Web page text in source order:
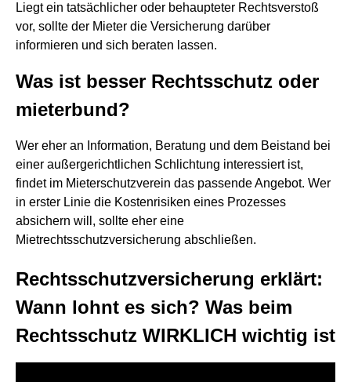
Liegt ein tatsächlicher oder behaupteter Rechtsverstoß
vor, sollte der Mieter die Versicherung darüber
informieren und sich beraten lassen.
Was ist besser Rechtsschutz oder
mieterbund?
Wer eher an Information, Beratung und dem Beistand bei
einer außergerichtlichen Schlichtung interessiert ist,
findet im Mieterschutzverein das passende Angebot. Wer
in erster Linie die Kostenrisiken eines Prozesses
absichern will, sollte eher eine
Mietrechtsschutzversicherung abschließen.
Rechtsschutzversicherung erklärt:
Wann lohnt es sich? Was beim
Rechtsschutz WIRKLICH wichtig ist